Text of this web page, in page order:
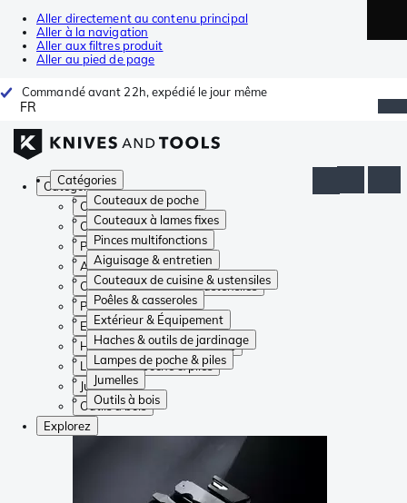
Aller directement au contenu principal
Aller à la navigation
Aller aux filtres produit
Aller au pied de page
Commandé avant 22h, expédié le jour même
FR
Catégories
Couteaux de poche
Couteaux à lames fixes
Pinces multifonctions
Aiguisage & entretien
Couteaux de cuisine & ustensiles
Poêles & casseroles
Extérieur & Équipement
Haches & outils de jardinage
Lampes de poche & piles
Jumelles
Outils à bois
Catégories
Couteaux de poche
Couteaux à lames fixes
Pinces multifonctions
Aiguisage & entretien
Couteaux de cuisine & ustensiles
Poêles & casseroles
Extérieur & Équipement
Haches & outils de jardinage
Lampes de poche & piles
Jumelles
Outils à bois
Explorez